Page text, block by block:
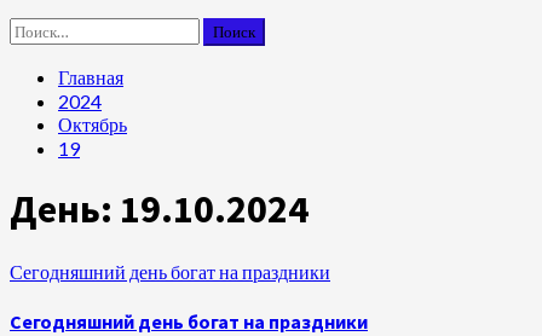
Найти:
Главная
2024
Октябрь
19
День: 19.10.2024
Сегодняшний день богат на праздники
Сегодняшний день богат на праздники